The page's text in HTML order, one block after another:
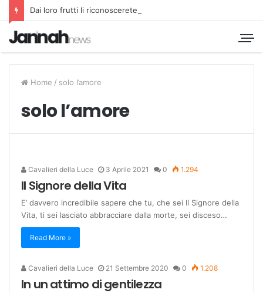
Dai loro frutti li riconoscerete
Home / solo l’amore
solo l’amore
Cavalieri della Luce 3 Aprile 2021 0 1.294
Il Signore della Vita
E’ davvero incredibile sapere che tu, che sei Il Signore della
Vita, ti sei lasciato abbracciare dalla morte, sei disceso…
Read More »
Cavalieri della Luce 21 Settembre 2020 0 1.208
In un attimo di gentilezza